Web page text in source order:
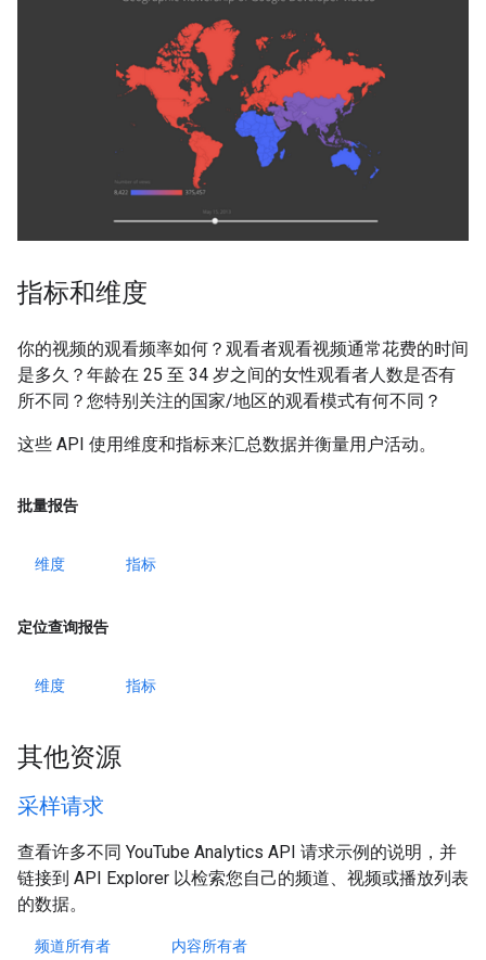
指标和维度
你的视频的观看频率如何？观看者观看视频通常花费的时间
是多久？年龄在 25 至 34 岁之间的女性观看者人数是否有
所不同？您特别关注的国家/地区的观看模式有何不同？
这些 API 使用维度和指标来汇总数据并衡量用户活动。
批量报告
维度 指标
定位查询报告
维度 指标
其他资源
采样请求
查看许多不同 YouTube Analytics API 请求示例的说明，并
链接到 API Explorer 以检索您自己的频道、视频或播放列表
的数据。
频道所有者 内容所有者